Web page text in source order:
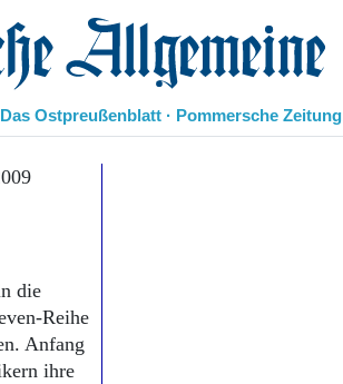
Ostpreußenblatt · Pommersche Zeitung
Geschichte
Ostpreußen
Pommern
die
Reihe
Anfang
ihre